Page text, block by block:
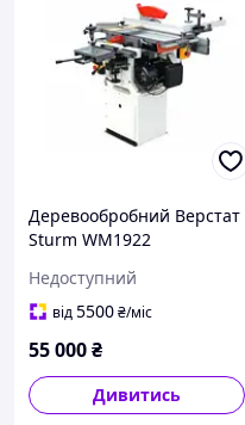
Деревообробний Верстат
Sturm WM1922
Недоступний
від5500₴/міс
55 000₴
Дивитись